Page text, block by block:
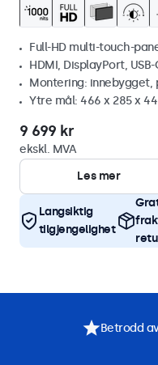
Full-HD multi-touch-
HDMI, DisplayPort,
Montering: innebygget,
Ytre mål: 466 x 285 x
9 699 kr
ekskl. MVA
Les mer
Langsiktig
tilgjengelighet
Betrodd